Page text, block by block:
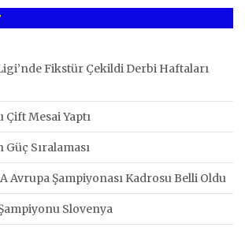
Fikstür Çekildi Derbi Haftaları
Mesai Yaptı
Sıralaması
Avrupa Şampiyonası Kadrosu Belli Oldu
Slovenya